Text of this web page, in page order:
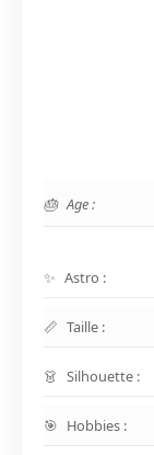
Age :
Astro :
Taille :
Silhouette :
Hobbies :